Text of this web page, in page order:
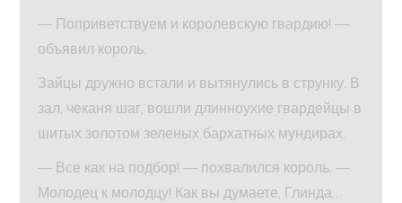
— Поприветствуем и королевскую гвардию! —
объявил король.
Зайцы дружно встали и вытянулись в струнку. В
зал, чеканя шаг, вошли длинноухие гвардейцы в
шитых золотом зеленых бархатных мундирах.
— Все как на подбор! — похвалился король. —
Молодец к молодцу! Как вы думаете, Глинда…